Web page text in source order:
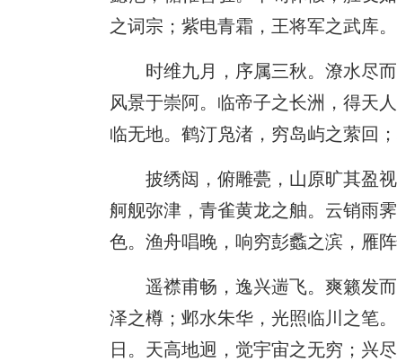
之词宗；紫电青霜，王将军之武库
时维九月，序属三秋。潦水尽
风景于崇阿。临帝子之长洲，得天
临无地。鹤汀凫渚，穷岛屿之萦回
披绣闼，俯雕甍，山原旷其盈
舸舰弥津，青雀黄龙之舳。云销雨
色。渔舟唱晚，响穷彭蠡之滨，雁
遥襟甫畅，逸兴遄飞。爽籁发
泽之樽；邺水朱华，光照临川之笔
日。天高地迥，觉宇宙之无穷；兴